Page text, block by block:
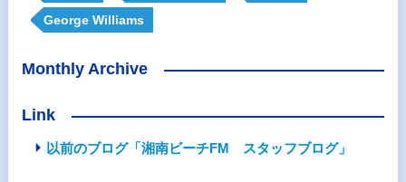
George Williams
Monthly Archive
Link
以前のブログ「湘南ビーチFM スタッフブログ」